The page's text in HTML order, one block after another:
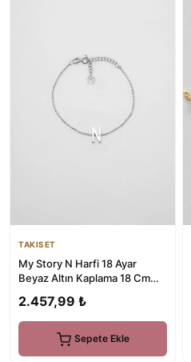
TAKISET
My Story N Harfi 18 Ayar
Beyaz Altın Kaplama 18 Cm
2.457,99 ₺
Sepete Ekle